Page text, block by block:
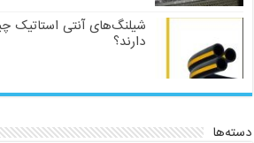
شیلنگ‌های آنتی استاتیک
دارند؟
دسته‌ها